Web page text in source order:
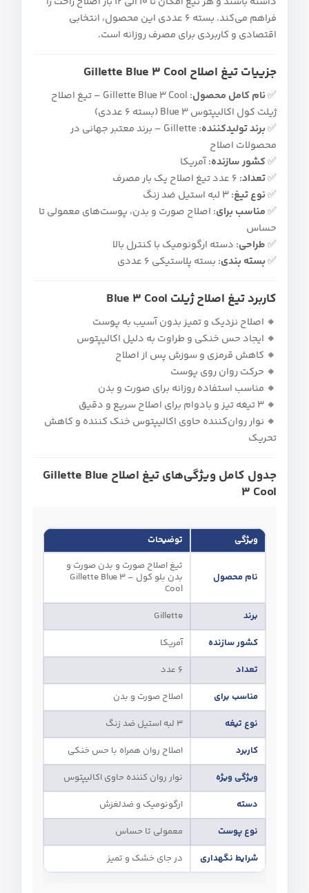
فراهم می‌کند. بسته ۶ عددی این محصول، انتخابی
اقتصادی و کاربردی برای مصرف روزانه است.
جزییات تیغ اصلاح Gillette Blue 3 Cool
✅نام کامل محصول:
Gillette Blue 3 Cool – تیغ اصلاح
ژیلت کول اکالیپتوس Blue 3 (بسته ۶ عددی)
✅برند تولیدکننده:
Gillette – برند معتبر جهانی در
محصولات اصلاح
✅کشور سازنده:آمریکا
✅تعداد: ۶ عدد تیغ اصلاح یک‌ بار مصرف
✅نوع تیغ:۳ لبه استیل ضد زنگ
✅مناسب برای: اصلاح صورت و بدن، پوست‌های معمولی تا
حساس
✅طراحی: دسته ارگونومیک با کنترل بالا
✅بسته‌ بندی: بسته پلاستیکی ۶ عددی
کاربرد تیغ اصلاح ژیلت Blue 3 Cool
🔸 اصلاح نزدیک و تمیز بدون آسیب به پوست
🔸 ایجاد حس خنکی و طراوت به دلیل اکالیپتوس
🔸 کاهش قرمزی و سوزش پس از اصلاح
🔸 حرکت روان روی پوست
🔸 مناسب استفاده روزانه برای صورت و بدن
🔸 ۳ تیغه تیز و بادوام برای اصلاح سریع و دقیق
🔸 نوار روان‌کننده حاوی اکالیپتوس خنک‌ کننده و کاهش
تحریک
جدول کامل ویژگی‌های تیغ اصلاح Gillette Blue
3 Cool
ویژگی توضیحات
نام محصول
تیغ اصلاح صورت و بدن صورت و
بدن بلو کول – Gillette Blue 3
Cool
برند
Gillette
کشور سازنده
آمریکا
تعداد
۶ عدد
مناسب برای
اصلاح صورت و بدن
نوع تیغه
۳ لبه استیل ضد زنگ
کاربرد
اصلاح روان همراه با حس خنکی
ویژگی ویژه
نوار روان‌ کننده حاوی اکالیپتوس
دسته
ارگونومیک و ضدلغزش
نوع پوست
معمولی تا حساس
شرایط نگهداری
در جای خشک و تمیز